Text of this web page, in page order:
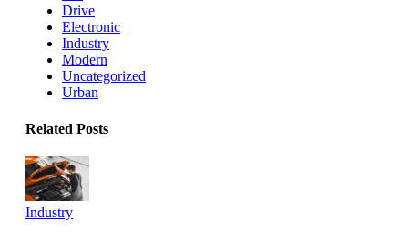
Drive
Electronic
Industry
Modern
Uncategorized
Urban
Related Posts
Industry